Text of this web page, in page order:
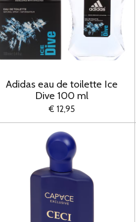
Adidas eau de toilette Ice
Dive 100 ml
€ 12,95